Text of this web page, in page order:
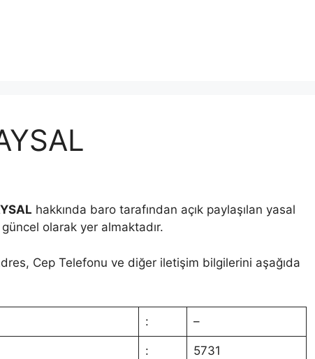
hakkında baro tarafından açık paylaşılan yasal
olarak yer almaktadır.
Cep Telefonu ve diğer iletişim bilgilerini aşağıda
: –
: 5731